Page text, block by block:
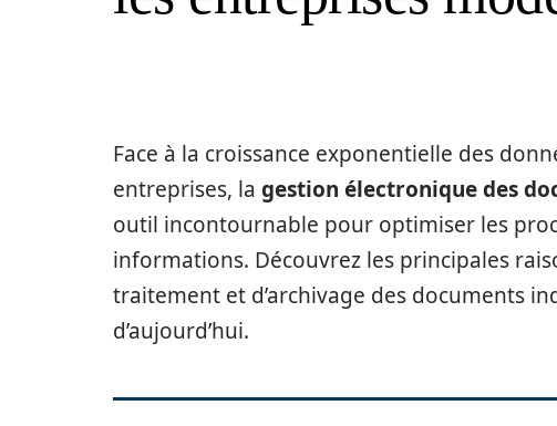
Face à la croissance exponentielle des
entreprises, la gestion électronique des
outil incontournable pour optimiser les
informations. Découvrez les principales
traitement et d’archivage des documents
d’aujourd’hui.